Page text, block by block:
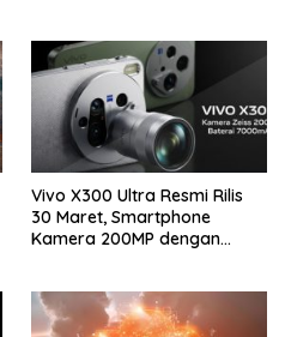
Vivo X300 Ultra Resmi Rilis
30 Maret, Smartphone
Kamera 200MP dengan